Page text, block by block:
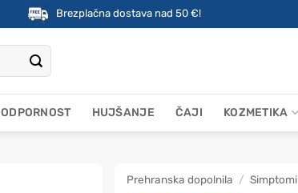
Brezplačna dostava nad 50 €!
ODPORNOST HUJŠANJE ČAJI KOZMETIKA
Prehranska dopolnila / Simptomi